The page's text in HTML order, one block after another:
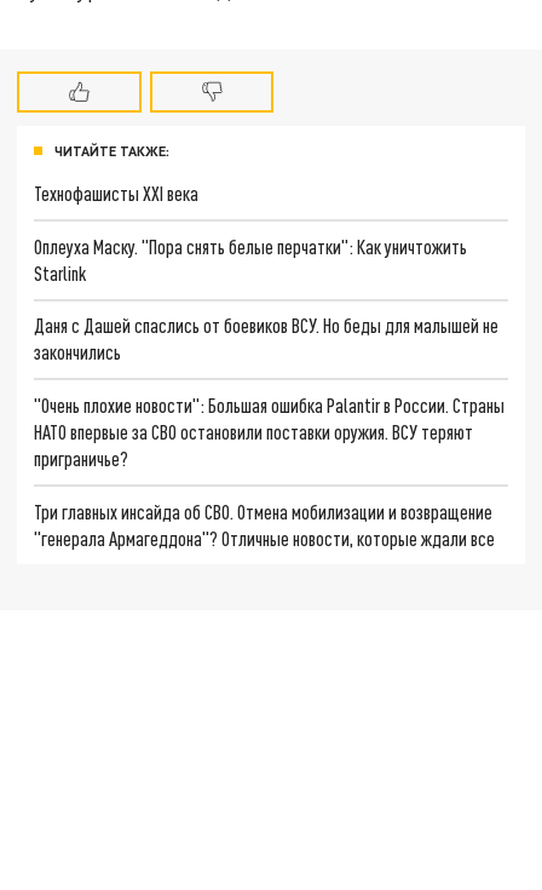
ЧИТАЙТЕ ТАКЖЕ:
Технофашисты XXI века
Оплеуха Маску. "Пора снять белые перчатки": Как уничтожить
Starlink
Даня с Дашей спаслись от боевиков ВСУ. Но беды для малышей не
закончились
"Очень плохие новости": Большая ошибка Palantir в России. Страны
НАТО впервые за СВО остановили поставки оружия. ВСУ теряют
приграничье?
Три главных инсайда об СВО. Отмена мобилизации и возвращение
"генерала Армагеддона"? Отличные новости, которые ждали все